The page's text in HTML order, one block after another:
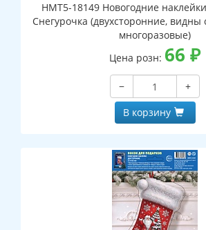
НМТ5-18149 Новогодние
Снегурочка (двухсторонние, видны
многоразовые)
Цена розн: 66 ₽
−
+
В корзину